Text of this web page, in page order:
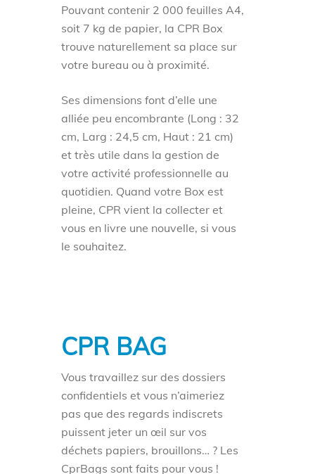
Pouvant contenir 2 000 feuilles A4,
soit 7 kg de papier, la CPR Box
trouve naturellement sa place sur
votre bureau ou à proximité.
Ses dimensions font d’elle une
alliée peu encombrante (Long : 32
cm, Larg : 24,5 cm, Haut : 21 cm)
et très utile dans la gestion de
votre activité professionnelle au
quotidien. Quand votre Box est
pleine, CPR vient la collecter et
vous en livre une nouvelle, si vous
le souhaitez.
CPR BAG
Vous travaillez sur des dossiers
confidentiels et vous n’aimeriez
pas que des regards indiscrets
puissent jeter un œil sur vos
déchets papiers, brouillons… ? Les
CprBags sont faits pour vous !